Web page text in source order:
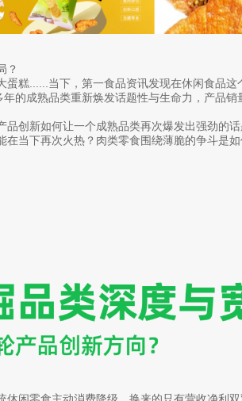
？
蛋糕......当下，第一食品资讯发现在休闲食品这
年的成熟品类重新焕发话题性与生命力，产品销
品创新如何让一个成熟品类再次爆发出强劲的
当下再次火热？肉类零食围绕薄脆的争斗是如